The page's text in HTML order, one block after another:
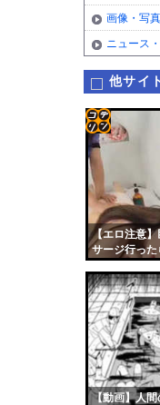
画像・写真
ニュース
他サイ
【エロ注意
サージ行っ
【動画】人
コテ
リン
- 固
定リ
ンク
自動
更新
ツー
ル